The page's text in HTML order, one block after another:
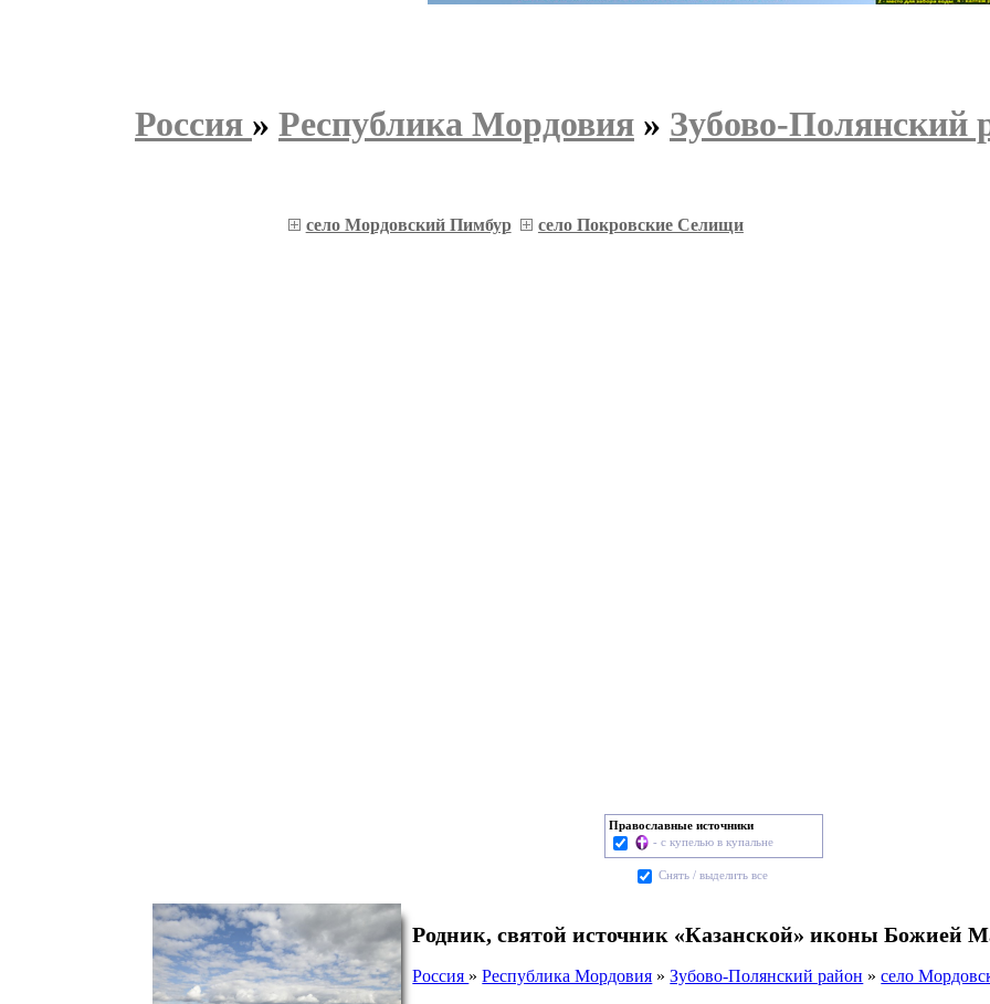
Россия » Республика Мордовия » Зубово-Полянский
село Мордовский Пимбур село Покровские Селищи
Православные источники
- с купелью в купальне
Cнять / выделить все
Родник, святой источник «Казанской» иконы Божией
Россия »Республика Мордовия »Зубово-Полянский район »село